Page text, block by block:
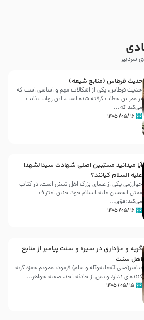
سردبیر
حدیث قرطاس (منابع شیعه)
حدیث قرطاس، یکی از اشکالات مهم و اساسی است که
بر عمر بن خطاب گرفته شده است، این روایت ثابت
می‌کند که...
۱۶ /۰۵/ ۱۴۰۵
آیا میدانید مسبّبین اصلی شهادت سیدالشهدا
علیه ‌السلام کیانند؟
خوارزمی یکی از علمای بزرگ اهل تسنن است، در کتاب
مقتل الحسین علیه ‌السلام خود چنین اعتراف
می‌کند:فوَق...
۱۶ /۰۵/ ۱۴۰۵
گریه و عزاداری در سیره و سنت پیامبر از منابع
اهل سنت
پیامبر(صلی‌الله‌علیه‌وآله و سلم) فرمود: عمویم حمزه گریه
کننده‌ای ندارد و پس از حادثه احد، صفیه خواهر...
۱۵ /۰۵/ ۱۴۰۵